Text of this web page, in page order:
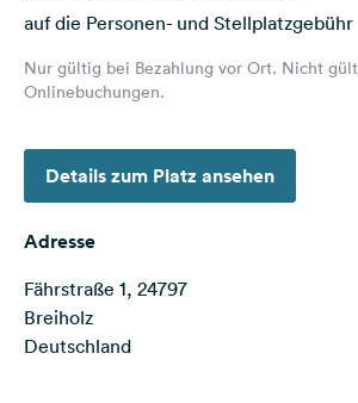
Sprache:
Deutsch
uns
auf
Social
Instagram
auf die Personen- und Stellplatzgebühr
Nur gültig bei Bezahlung vor Ort. Nicht
Onlinebuchungen.
Details zum Platz ansehen
Adresse
Fährstraße 1, 24797
Breiholz
Deutschland